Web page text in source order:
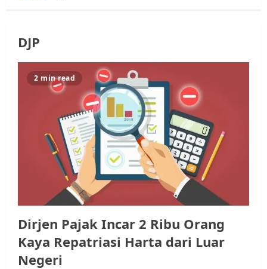
DJP
2 min read
Dirjen Pajak Incar 2 Ribu Orang
Kaya Repatriasi Harta dari Luar
Negeri
Datangi Pemko Batam, Warga
Rempang Protes Lahan Mereka
Diambil untuk Sekolah Rakyat
JULI 21, 2026 0
4
Warga Rempang Ajukan
Audiensi dengan Wali Kota
Batam, Soroti Aktivitas yang
JULI 17, 2026 0